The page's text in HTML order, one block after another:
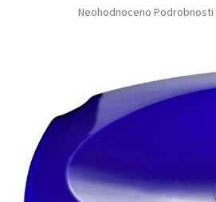
Průměrné
hodnocení
Neohodnoceno